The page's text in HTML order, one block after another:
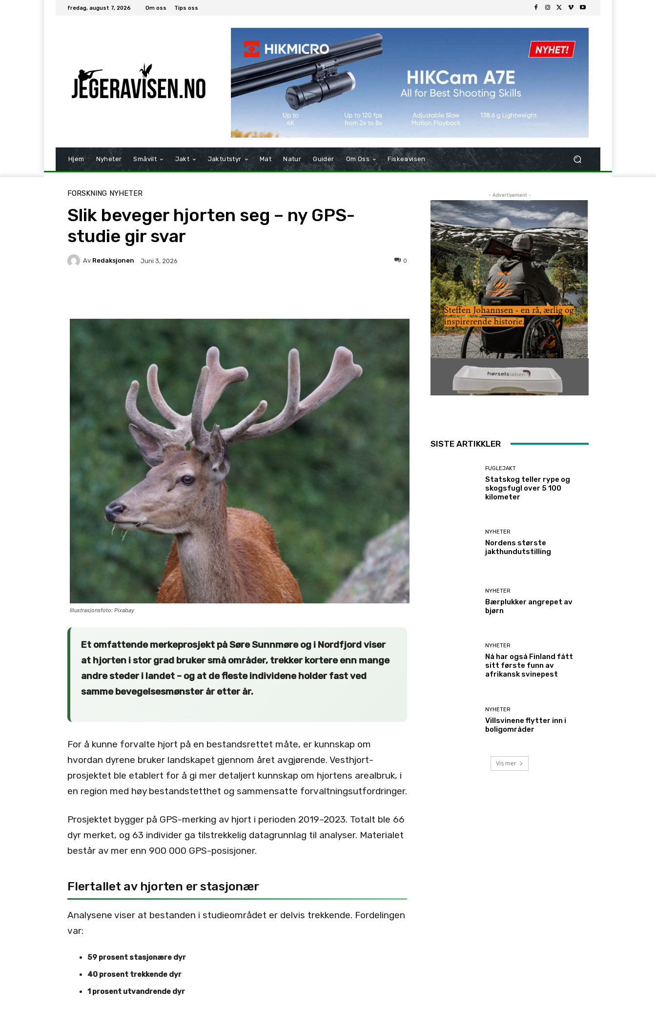
fredag, august 7, 2026 Om oss Tips oss
Hjem Nyheter Småvilt Jakt Jaktutstyr Mat Natur Guider Om Oss Fiskeavisen
FORSKNING NYHETER
Slik beveger hjorten seg – ny GPS-
studie gir svar
Av Redaksjonen Juni 3, 2026 0
Illustrasjonsfoto: Pixabay
Et omfattende merkeprosjekt på Søre Sunnmøre og i Nordfjord viser
at hjorten i stor grad bruker små områder, trekker kortere enn mange
andre steder i landet – og at de fleste individene holder fast ved
samme bevegelsesmønster år etter år.
For å kunne forvalte hjort på en bestandsrettet måte, er kunnskap om
hvordan dyrene bruker landskapet gjennom året avgjørende. Vesthjort-
prosjektet ble etablert for å gi mer detaljert kunnskap om hjortens arealbruk, i
en region med høy bestandstetthet og sammensatte forvaltningsutfordringer.
Prosjektet bygger på GPS-merking av hjort i perioden 2019–2023. Totalt ble 66
dyr merket, og 63 individer ga tilstrekkelig datagrunnlag til analyser. Materialet
består av mer enn 900 000 GPS-posisjoner.
Flertallet av hjorten er stasjonær
Analysene viser at bestanden i studieområdet er delvis trekkende. Fordelingen
var:
59 prosent stasjonære dyr
40 prosent trekkende dyr
1 prosent utvandrende dyr
- Advertisement -
SISTE ARTIKKLER
FUGLEJAKT
Statskog teller rype og
skogsfugl over 5 100
kilometer
NYHETER
Nordens største
jakthundutstilling
NYHETER
Bærplukker angrepet av
bjørn
NYHETER
Nå har også Finland fått
sitt første funn av
afrikansk svinepest
NYHETER
Villsvinene flytter inn i
boligområder
Vis mer